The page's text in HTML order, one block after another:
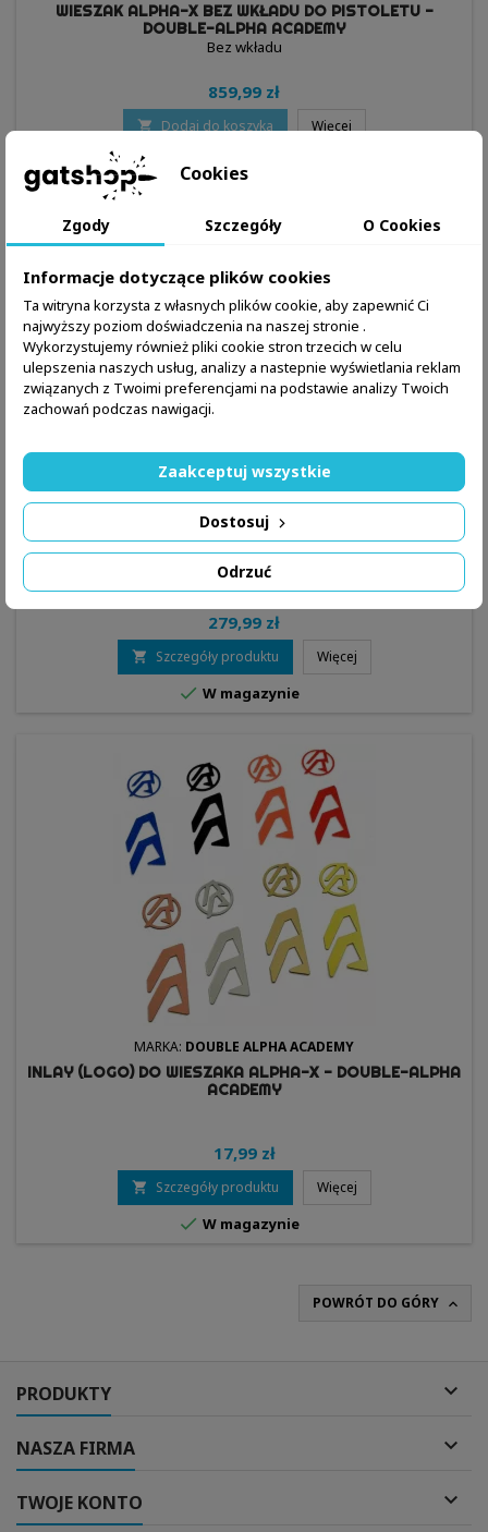
WIESZAK ALPHA-X BEZ WKŁADU DO PISTOLETU -
DOUBLE-ALPHA ACADEMY
Bez wkładu
859,99 zł
 Dodaj do koszyka Więcej
Dostępny produkt z innymi opcjami
DOUBLE ALPHA ACADEMY
WKŁADKA (INSERT) DO WIESZAKÓW ALPHA-X ORAZ RACE
MASTER - DOUBLE-ALPHA ACADEMY
279,99 zł
 Szczegóły produktu Więcej
 W magazynie
MARKA: DOUBLE ALPHA ACADEMY
INLAY (LOGO) DO WIESZAKA ALPHA-X - DOUBLE-ALPHA
ACADEMY
17,99 zł
 Szczegóły produktu Więcej
 W magazynie
POWRÓT DO GÓRY 
PRODUKTY 
NASZA FIRMA 
TWOJE KONTO 
Cookies
Zgody Szczegóły O Cookies
Informacje dotyczące plików cookies
Ta witryna korzysta z własnych plików cookie, aby zapewnić Ci
najwyższy poziom doświadczenia na naszej stronie .
Wykorzystujemy również pliki cookie stron trzecich w celu
ulepszenia naszych usług, analizy a nastepnie wyświetlania reklam
związanych z Twoimi preferencjami na podstawie analizy Twoich
zachowań podczas nawigacji.
Odrzuć
Dostosuj
Zaakceptuj wszystkie